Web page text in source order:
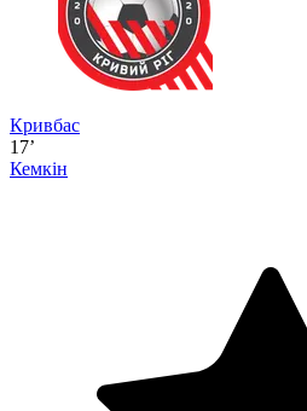
Кривбас
17’
Кемкін